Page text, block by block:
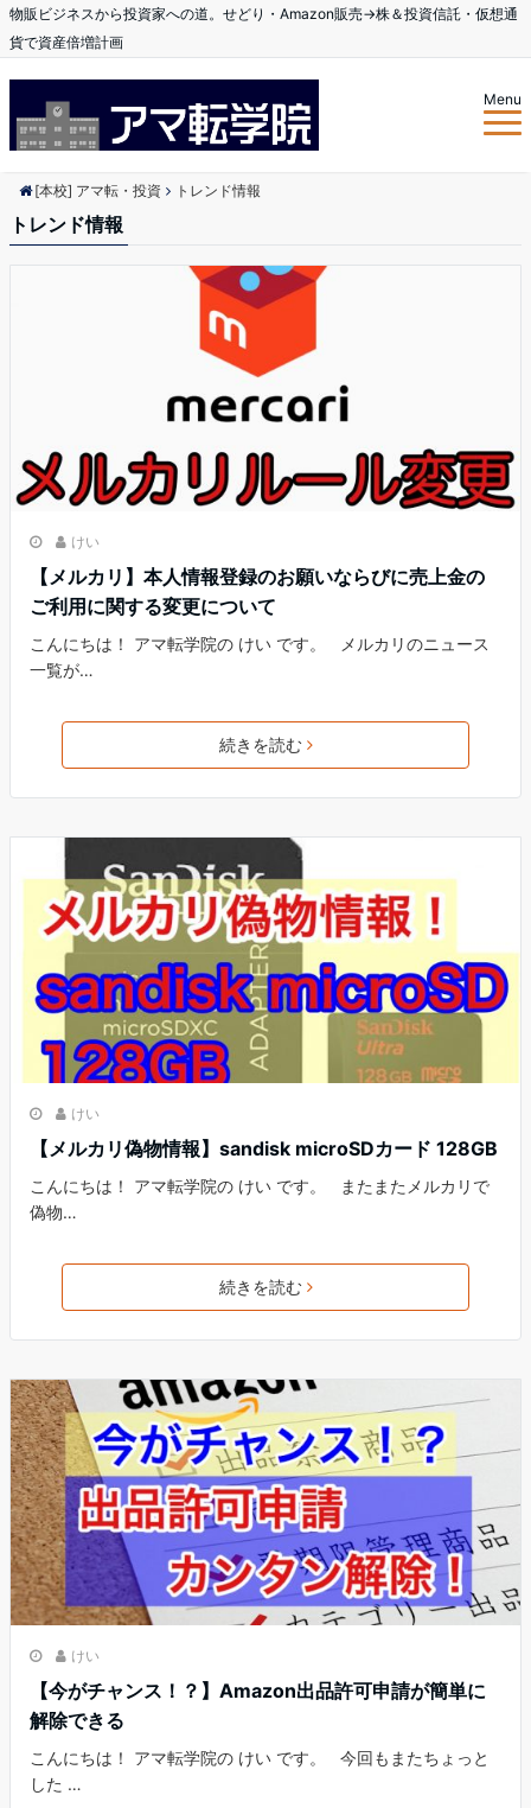
物販ビジネスから投資家への道。せどり・Amazon販売→株＆投資信託・仮想通
貨で資産倍増計画
Menu
[本校] アマ転・投資 トレンド情報
トレンド情報
けい
【メルカリ】本人情報登録のお願いならびに売上金の
ご利用に関する変更について
こんにちは！ アマ転学院の けい です。 メルカリのニュース
一覧が…
続きを読む
けい
【メルカリ偽物情報】sandisk microSDカード 128GB
こんにちは！ アマ転学院の けい です。 またまたメルカリで
偽物…
続きを読む
けい
【今がチャンス！？】Amazon出品許可申請が簡単に
解除できる
こんにちは！ アマ転学院の けい です。 今回もまたちょっと
した …